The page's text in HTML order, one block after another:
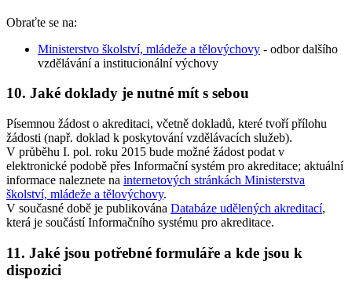
Obraťte se na:
Ministerstvo školství, mládeže a tělovýchovy - odbor dalšího
vzdělávání a institucionální výchovy
10. Jaké doklady je nutné mít s sebou
Písemnou žádost o akreditaci, včetně dokladů, které tvoří přílohu
žádosti (např. doklad k poskytování vzdělávacích služeb).
V průběhu I. pol. roku 2015 bude možné žádost podat v
elektronické podobě přes Informační systém pro akreditace; aktuální
informace naleznete na internetových stránkách Ministerstva
školství, mládeže a tělovýchovy.
V současné době je publikována Databáze udělených akreditací,
která je součástí Informačního systému pro akreditace.
11. Jaké jsou potřebné formuláře a kde jsou k
dispozici